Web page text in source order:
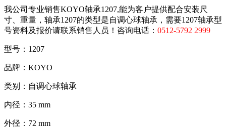
我公司专业销售KOYO轴承1207,能为客户提供配合安装尺
寸、重量，轴承1207的类型是自调心球轴承，需要1207轴承型
号资料及报价请联系销售人员！咨询电话： 0512-5792 2999
型号：1207
品牌：KOYO
类别：自调心球轴承
内径：35 mm
外径：72 mm